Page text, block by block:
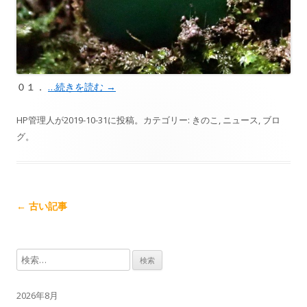
０１． …続きを読む →
HP管理人が2019-10-31に投稿。カテゴリー: きのこ , ニュース, ブロ
グ。
記
ビ
ー
← 古い記事
検
索
2026年8月